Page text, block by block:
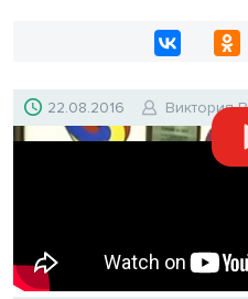
22.08.2016 Виктория